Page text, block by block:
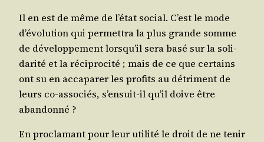
Il en est de même de l’é­tat social. C’est le mode
d’é­vo­lu­tion qui per­met­tra la plus grande somme
de déve­lop­pe­ment lors­qu’il sera basé sur la soli­
da­ri­té et la réci­pro­ci­té ; mais de ce que cer­tains
ont su en acca­pa­rer les pro­fits au détri­ment de
leurs co-asso­ciés, s’en­suit-il qu’il doive être
abandonné ?
En pro­cla­mant pour leur uti­li­té le droit de ne tenir